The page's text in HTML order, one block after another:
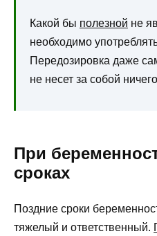
Какой бы полезной не
необходимо
Передозировка даже
не несет за собой
При
сроках
Поздние сроки
тяжелый и ответственный.